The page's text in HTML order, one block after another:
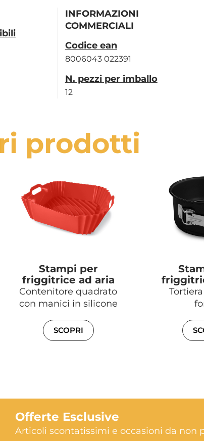
INFORMAZIONI
COMMERCIALI
Codice ean
8006043 022391
N. pezzi per imballo
12
prodotti
Stampi per
friggitrice ad aria
Contenitore quadrato
con manici in silicone
SCOPRI
Offerte Esclusive
Articoli scontatissimi e occasioni da non